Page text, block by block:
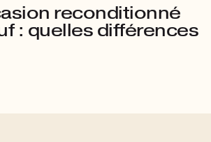
reconditionné
: quelles différences